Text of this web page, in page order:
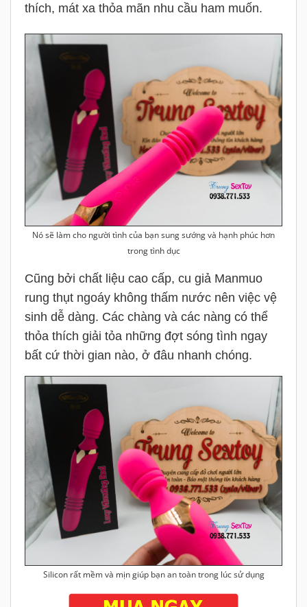
thích, mát xa thỏa mãn nhu cầu ham muốn.
Nó sẽ làm cho người tình của bạn sung sướng và hạnh phúc hơn
trong tình dục
Cũng bởi chất liệu cao cấp, cu giả Manmuo
rung thụt ngoáy không thấm nước nên việc vệ
sinh dễ dàng. Các chàng và các nàng có thể
thỏa thích giải tỏa những đợt sóng tình ngay
bất cứ thời gian nào, ở đâu nhanh chóng.
Silicon rất mềm và mịn giúp bạn an toàn trong lúc sử dụng